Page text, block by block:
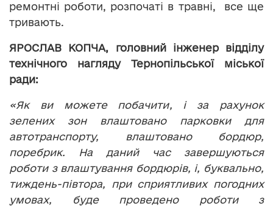
ремонтні роботи, розпочаті в травні, все ще
тривають.
ЯРОСЛАВ КОПЧА, головний інженер відділу
технічного нагляду Тернопільської міської
ради:
«Як ви можете побачити, і за рахунок
зелених зон влаштовано парковки для
автотранспорту, влаштовано бордюр,
поребрик. На даний час завершуються
роботи з влаштування бордюрів, і, буквально,
тиждень-півтора, при сприятливих погодних
умовах, буде проведено роботи з